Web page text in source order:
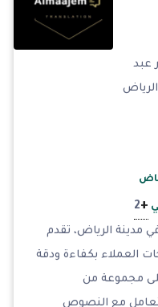
عبد
+
2
مدينة الرياض، تقدم
العملاء بكفاءة ودقة
مجموعة من
مع النصوص